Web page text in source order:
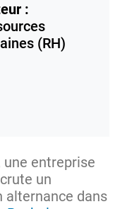
:
(RH)
entreprise
un
alternance dans